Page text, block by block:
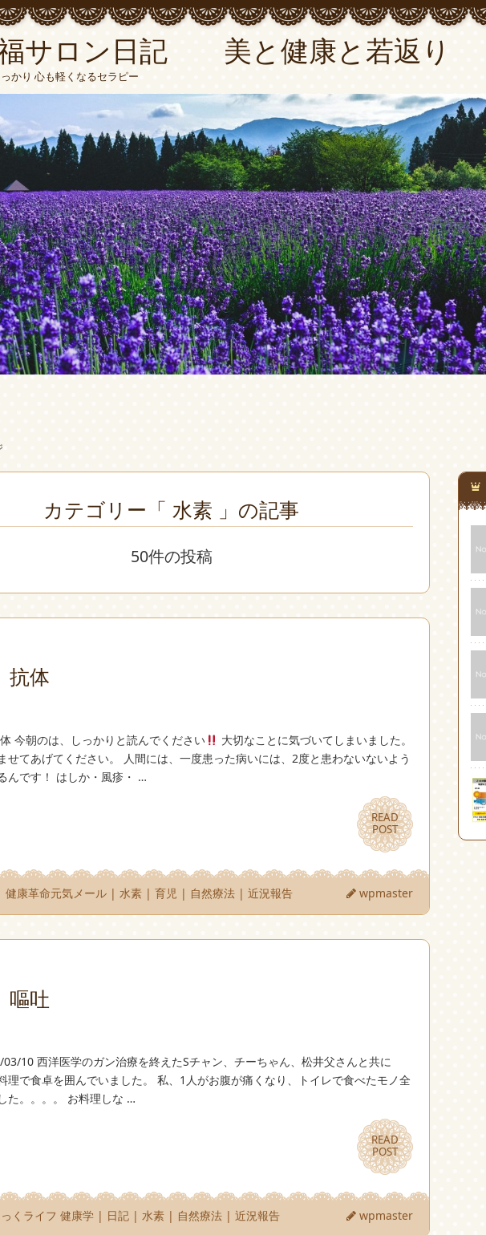
サロン日記 美と健康と若返り
かり 心も軽くなるセラピー
カテゴリー「 水素 」の記事
50件の投稿
抗体
今朝のは、しっかりと読んでください
大切なことに気づいてしまいました。
せてあげてください。 人間には、一度患った病いには、2度と患わないないよう
んです！ はしか・風疹・ …
READ
POST
READ
POST
健康革命元気メール |水素 |育児 | 自然療法 |近況報告 wpmaster
嘔吐
西洋医学のガン治療を終えたSチャン、チーちゃん、松井父さんと共に
理で食卓を囲んでいました。 私、1人がお腹が痛くなり、トイレで食べたモノ全
。。。。 お料理しな …
READ
POST
READ
POST
くライフ 健康学 | 日記 | 水素 | 自然療法 |近況報告 wpmaster